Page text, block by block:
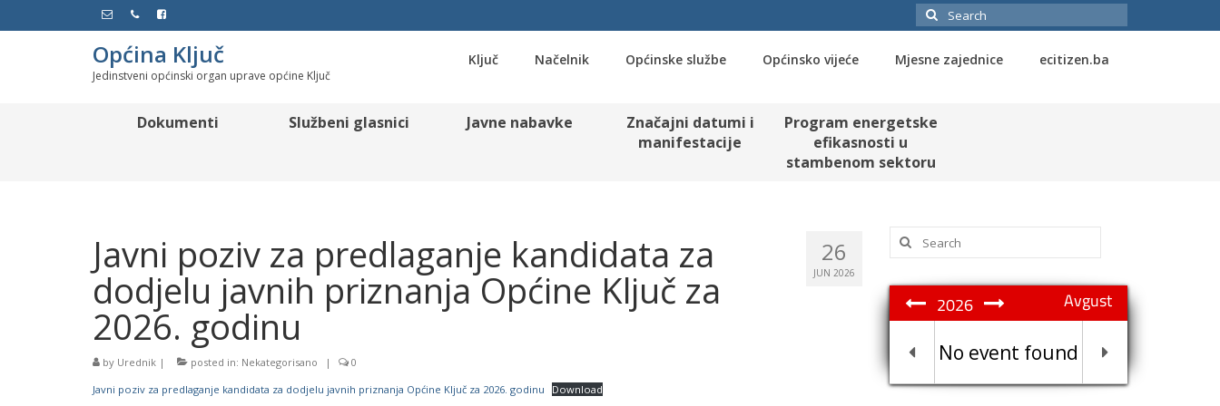
Search
for:
Općina Ključ
Jedinstveni općinski organ uprave općine Ključ
Ključ Načelnik Općinske službe Općinsko vijeće Mjesne zajednice ecitizen.ba
Dokumenti Službeni glasnici Javne nabavke
Značajni datumi i
manifestacije
Program energetske
efikasnosti u
stambenom sektoru
26
JUN 2026
Javni poziv za predlaganje kandidata za
dodjelu javnih priznanja Općine Ključ za
2026. godinu
by Urednik | posted in: Nekategorisano |
0
Javni poziv za predlaganje kandidata za dodjelu javnih priznanja Općine Ključ za 2026. godinu
Download
Search
for:
Avgust
2026
No event found